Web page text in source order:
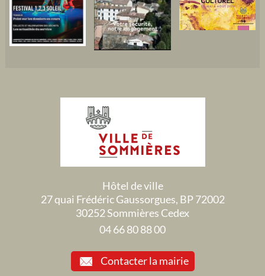
Hôtel de ville
27 quai Frédéric Gaussorgues, BP 72002
30252 Sommières Cedex
04 66 80 88 00
Contacter la mairie